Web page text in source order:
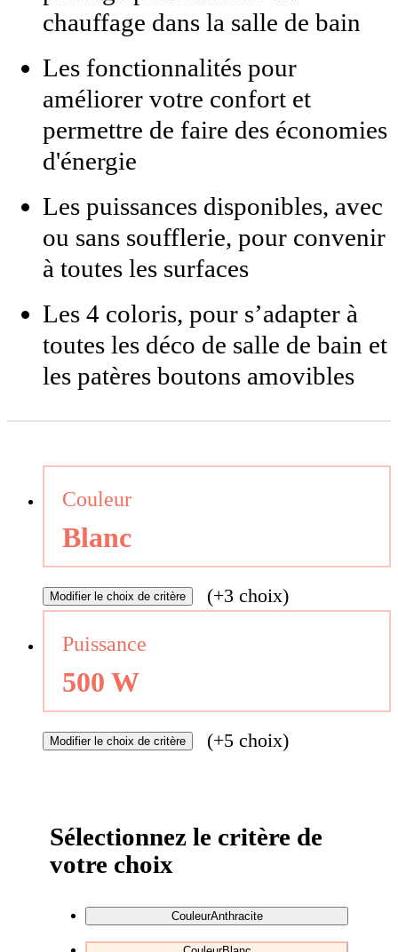
chauffage dans la salle de bain
Les fonctionnalités pour
améliorer votre confort et
permettre de faire des économies
d'énergie
Les puissances disponibles, avec
ou sans soufflerie, pour convenir
à toutes les surfaces
Les 4 coloris, pour s’adapter à
toutes les déco de salle de bain et
les patères boutons amovibles
Couleur
Blanc
Modifier le choix de critère (+3 choix)
Puissance
500 W
Modifier le choix de critère (+5 choix)
Sélectionnez le critère de
votre choix
CouleurAnthracite